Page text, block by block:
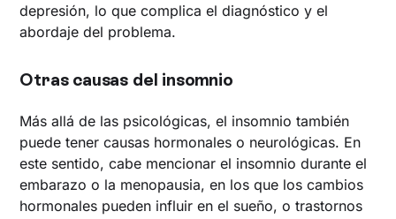
depresión, lo que complica el diagnóstico y el
abordaje del problema.
Otras causas del insomnio
Más allá de las psicológicas, el insomnio también
puede tener causas hormonales o neurológicas. En
este sentido, cabe mencionar el insomnio durante el
embarazo o la menopausia, en los que los cambios
hormonales pueden influir en el sueño, o trastornos